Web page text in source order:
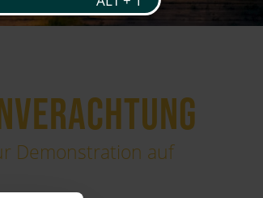
Demonstration auf